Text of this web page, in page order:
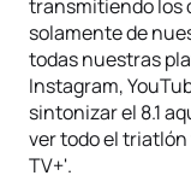
transmitiendo los
solamente de
todas nuestras
Instagram,
sintonizar el 8.1
ver todo el
TV+'.